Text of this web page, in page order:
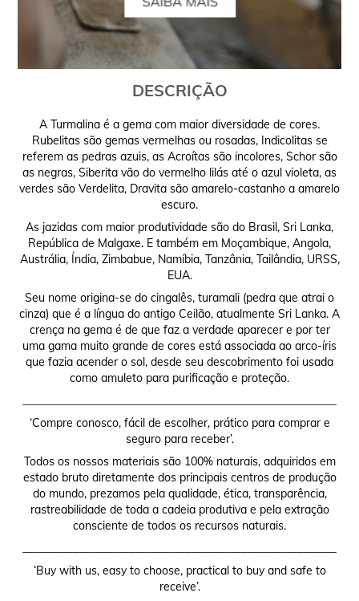
DESCRIÇÃO
A Turmalina é a gema com maior diversidade de cores.
Rubelitas são gemas vermelhas ou rosadas, Indicolitas se
referem as pedras azuis, as Acroítas são incolores, Schor são
as negras, Siberita vão do vermelho lilás até o azul violeta, as
verdes são Verdelita, Dravita são amarelo-castanho a amarelo
escuro.
As jazidas com maior produtividade são do Brasil, Sri Lanka,
República de Malgaxe. E também em Moçambique, Angola,
Austrália, Índia, Zimbabue, Namíbia, Tanzânia, Tailândia, URSS,
EUA.
Seu nome origina-se do cingalês, turamali (pedra que atrai o
cinza) que é a língua do antigo Ceilão, atualmente Sri Lanka. A
crença na gema é de que faz a verdade aparecer e por ter
uma gama muito grande de cores está associada ao arco-íris
que fazia acender o sol, desde seu descobrimento foi usada
como amuleto para purificação e proteção.
‘Compre conosco, fácil de escolher, prático para comprar e
seguro para receber’.
Todos os nossos materiais são 100% naturais, adquiridos em
estado bruto diretamente dos principais centros de produção
do mundo, prezamos pela qualidade, ética, transparência,
rastreabilidade de toda a cadeia produtiva e pela extração
consciente de todos os recursos naturais.
‘Buy with us, easy to choose, practical to buy and safe to
receive’.